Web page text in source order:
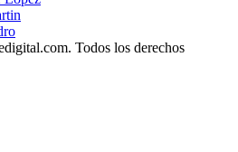
Todos los derechos